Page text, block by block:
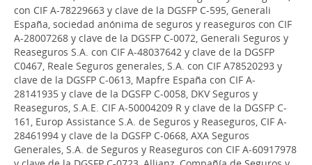
con CIF A-78229663 y clave de la DGSFP C-595, Generali
España, sociedad anónima de seguros y reaseguros con CIF
A-28007268 y clave de la DGSFP C-0072, Generali Seguros y
Reaseguros S.A. con CIF A-48037642 y clave de la DGSFP
C0467, Reale Seguros generales, S.A. con CIF A78520293 y
clave de la DGSFP C-0613, Mapfre España con CIF A-
28141935 y clave de la DGSFP C-0058, DKV Seguros y
Reaseguros, S.A.E. CIF A-50004209 R y clave de la DGSFP C-
161, Europ Assistance S.A. de Seguros y Reaseguros, CIF A-
28461994 y clave de la DGSFP C-0668, AXA Seguros
Generales, S.A. de Seguros y Reaseguros con CIF A-60917978